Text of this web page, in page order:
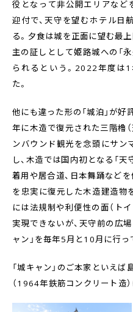
役となって非公開エリアなど
迎付で、天守を望むホテル日
る。夕食は城を正面に望む最
主の証しとして姫路城への「
られるという。2022年度は
た。
他にも違った形の「城泊」が
年に木造で復元された三階櫓
ンバウンド観光を念頭にサン
し、木造では国内初となる「
着用や居合道、日本舞踊など
を忠実に復元した木造建造物
には法規制や利便性の面（ト
実現できないが、天守前の広
ャン」を毎年5月と10月に行っ
「城キャン」のご本家といえ
（1964年鉄筋コンクリート造